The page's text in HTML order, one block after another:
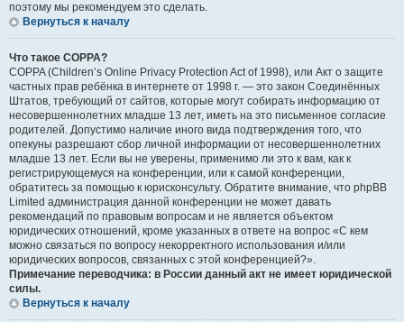
поэтому мы рекомендуем это сделать.
Вернуться к началу
Что такое COPPA?
COPPA (Children’s Online Privacy Protection Act of 1998), или Акт о защите
частных прав ребёнка в интернете от 1998 г. — это закон Соединённых
Штатов, требующий от сайтов, которые могут собирать информацию от
несовершеннолетних младше 13 лет, иметь на это письменное согласие
родителей. Допустимо наличие иного вида подтверждения того, что
опекуны разрешают сбор личной информации от несовершеннолетних
младше 13 лет. Если вы не уверены, применимо ли это к вам, как к
регистрирующемуся на конференции, или к самой конференции,
обратитесь за помощью к юрисконсульту. Обратите внимание, что phpBB
Limited администрация данной конференции не может давать
рекомендаций по правовым вопросам и не является объектом
юридических отношений, кроме указанных в ответе на вопрос «С кем
можно связаться по вопросу некорректного использования и/или
юридических вопросов, связанных с этой конференцией?».
Примечание переводчика: в России данный акт не имеет юридической
силы.
Вернуться к началу